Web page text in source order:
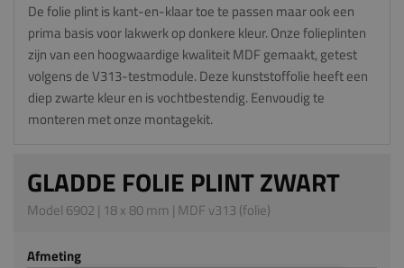
De folie plint is kant-en-klaar toe te passen maar ook een
prima basis voor lakwerk op donkere kleur. Onze folieplinten
zijn van een hoogwaardige kwaliteit MDF gemaakt, getest
volgens de V313-testmodule. Deze kunststoffolie heeft een
diep zwarte kleur en is vochtbestendig. Eenvoudig te
monteren met onze montagekit.
GLADDE FOLIE PLINT ZWART
Model 6902 | 18 x 80 mm | MDF v313 (folie)
Afmeting